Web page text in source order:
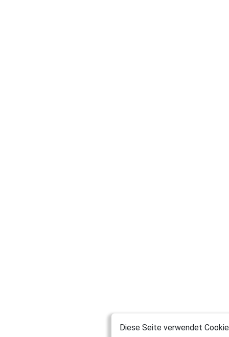
Diese Seite verwendet